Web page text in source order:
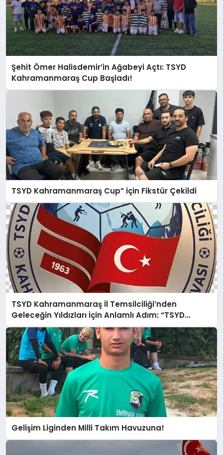
Şehit Ömer Halisdemir’in Ağabeyi Açtı: TSYD
Kahramanmaraş Cup Başladı!
TSYD Kahramanmaraş Cup” İçin Fikstür Çekildi
TSYD Kahramanmaraş İl Temsilciliği’nden
Geleceğin Yıldızları İçin Anlamlı Adım: “TSYD
Kahramanmaraş Cup” 1 Ağustos’ta Başlıyor
Gelişim Liginden Milli Takım Havuzuna!